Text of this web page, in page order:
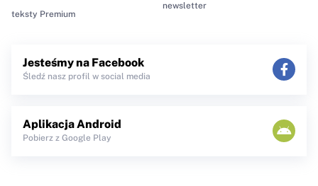
teksty Premium
newsletter
Jesteśmy na Facebook
Śledź nasz profil w social media
Aplikacja Android
Pobierz z Google Play